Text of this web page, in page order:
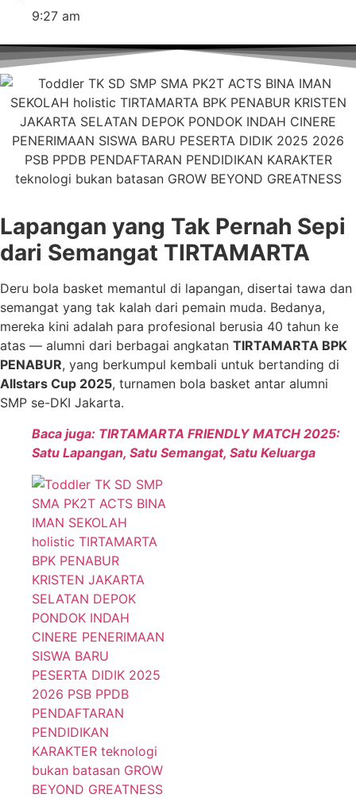
9:27 am
Lapangan yang Tak Pernah Sepi
dari Semangat TIRTAMARTA
Deru bola basket memantul di lapangan, disertai tawa dan
semangat yang tak kalah dari pemain muda. Bedanya,
mereka kini adalah para profesional berusia 40 tahun ke
atas — alumni dari berbagai angkatan TIRTAMARTA BPK
PENABUR, yang berkumpul kembali untuk bertanding di
Allstars Cup 2025, turnamen bola basket antar alumni
SMP se-DKI Jakarta.
Baca juga: TIRTAMARTA FRIENDLY MATCH 2025:
Satu Lapangan, Satu Semangat, Satu Keluarga